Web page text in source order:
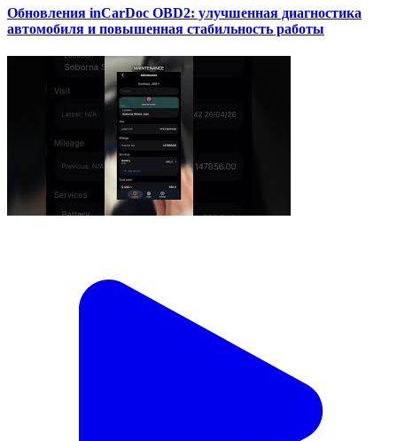
Обновления inCarDoc OBD2: улучшенная диагностика
автомобиля и повышенная стабильность работы